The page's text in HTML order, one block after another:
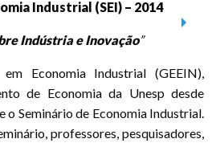
Industrial (SEI) – 2014
Indústria e Inovação”
Economia Industrial (GEEIN),
de Economia da Unesp desde
o Seminário de Economia Industrial.
professores, pesquisadores,